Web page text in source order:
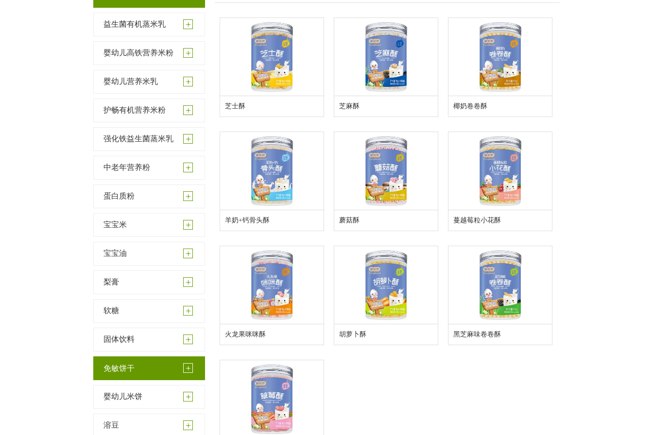
益生菌有机蒸米乳
婴幼儿高铁营养米粉
婴幼儿营养米乳
护畅有机营养米粉
强化铁益生菌蒸米乳
中老年营养粉
蛋白质粉
宝宝米
宝宝油
梨膏
软糖
固体饮料
免敏饼干
婴幼儿米饼
溶豆
芝士酥 芝麻酥 椰奶卷卷酥
羊奶+钙骨头酥 蘑菇酥 蔓越莓粒小花酥
火龙果咪咪酥 胡萝卜酥 黑芝麻味卷卷酥